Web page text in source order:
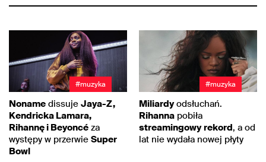
#muzyka
Noname dissuje Jaya-Z,
Kendricka Lamara,
Rihannę i Beyoncé za
występy w przerwie Super
Bowl
#muzyka
Miliardyodsłuchań.
Rihanna pobiła
streamingowy rekord, a od
lat nie wydała nowej płyty